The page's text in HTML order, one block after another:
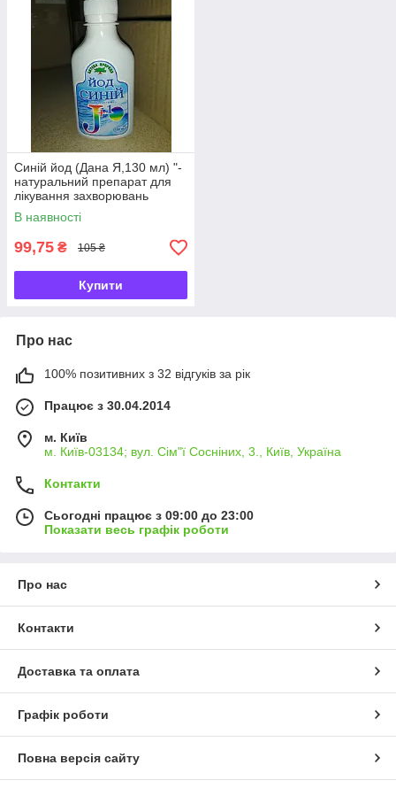
Синій йод (Дана Я,130 мл) "-
натуральний препарат для
лікування захворювань
щитоподібної залози
В наявності
99,75 ₴ 105 ₴
Купити
Про нас
100% позитивних з 32 відгуків за рік
Працює з 30.04.2014
м. Київ
м. Київ-03134; вул. Сім"ї Сосніних, 3., Київ, Україна
Контакти
Сьогодні працює з 09:00 до 23:00
Показати весь графік роботи
Про нас
Контакти
Доставка та оплата
Графік роботи
Повна версія сайту